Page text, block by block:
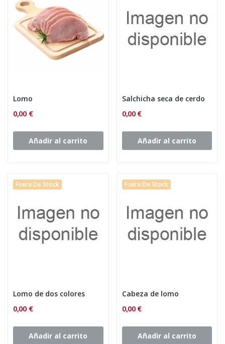
Lomo
0,00 €
Añadir al carrito
Salchicha seca de cerdo
0,00 €
Añadir al carrito
Fuera De Stock
Lomo de dos colores
0,00 €
Añadir al carrito
Fuera De Stock
Cabeza de lomo
0,00 €
Añadir al carrito